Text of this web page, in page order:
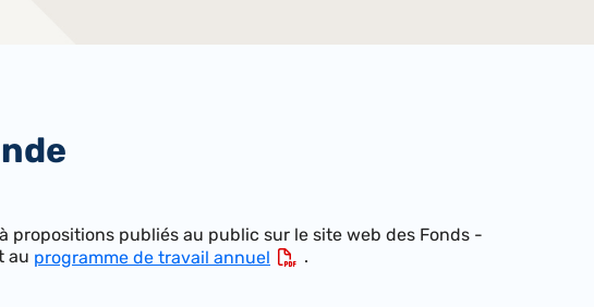
propositions publiés au public sur le site web des Fonds -
au programme de travail annuel .